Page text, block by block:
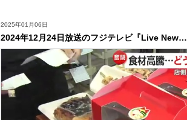
2025年01月06日
2024年12月24日放送のフジテレビ『Live New…